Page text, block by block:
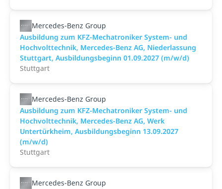
Mercedes-Benz Group
Ausbildung zum KFZ-Mechatroniker System- und
Hochvolttechnik, Mercedes-Benz AG, Niederlassung
Stuttgart, Ausbildungsbeginn 01.09.2027 (m/w/d)
Stuttgart
Mercedes-Benz Group
Ausbildung zum KFZ-Mechatroniker System- und
Hochvolttechnik, Mercedes-Benz AG, Werk
Untertürkheim, Ausbildungsbeginn 13.09.2027
(m/w/d)
Stuttgart
Mercedes-Benz Group